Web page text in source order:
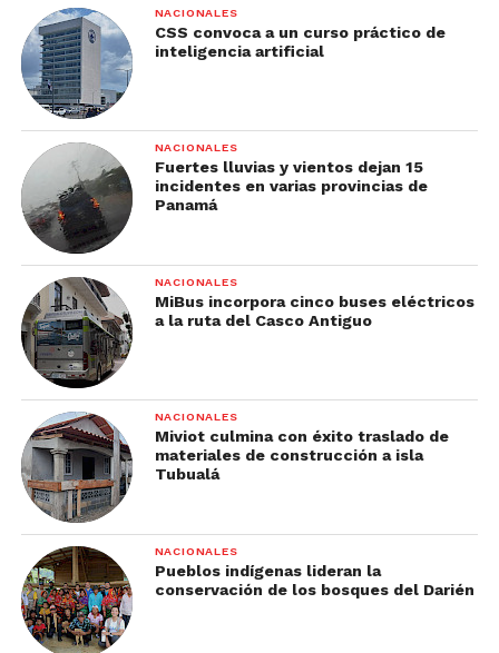
NACIONALES
CSS convoca a un curso práctico de
inteligencia artificial
NACIONALES
Fuertes lluvias y vientos dejan 15
incidentes en varias provincias de
Panamá
NACIONALES
MiBus incorpora cinco buses eléctricos
a la ruta del Casco Antiguo
NACIONALES
Miviot culmina con éxito traslado de
materiales de construcción a isla
Tubualá
NACIONALES
Pueblos indígenas lideran la
conservación de los bosques del Darién